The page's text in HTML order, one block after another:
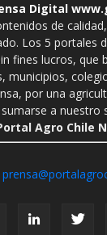
Digital
de
Los 5 portales
fines lucros, que
por una
a
Agro Chile